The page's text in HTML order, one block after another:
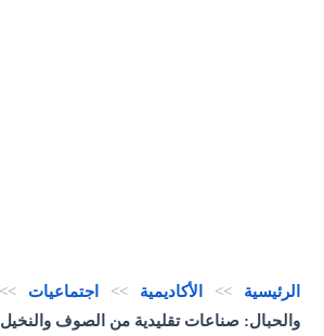
الرئيسية >> الأكاديمية >> اجتماعيات >>
والحبال: صناعات تقليدية من الصوف والنخيل